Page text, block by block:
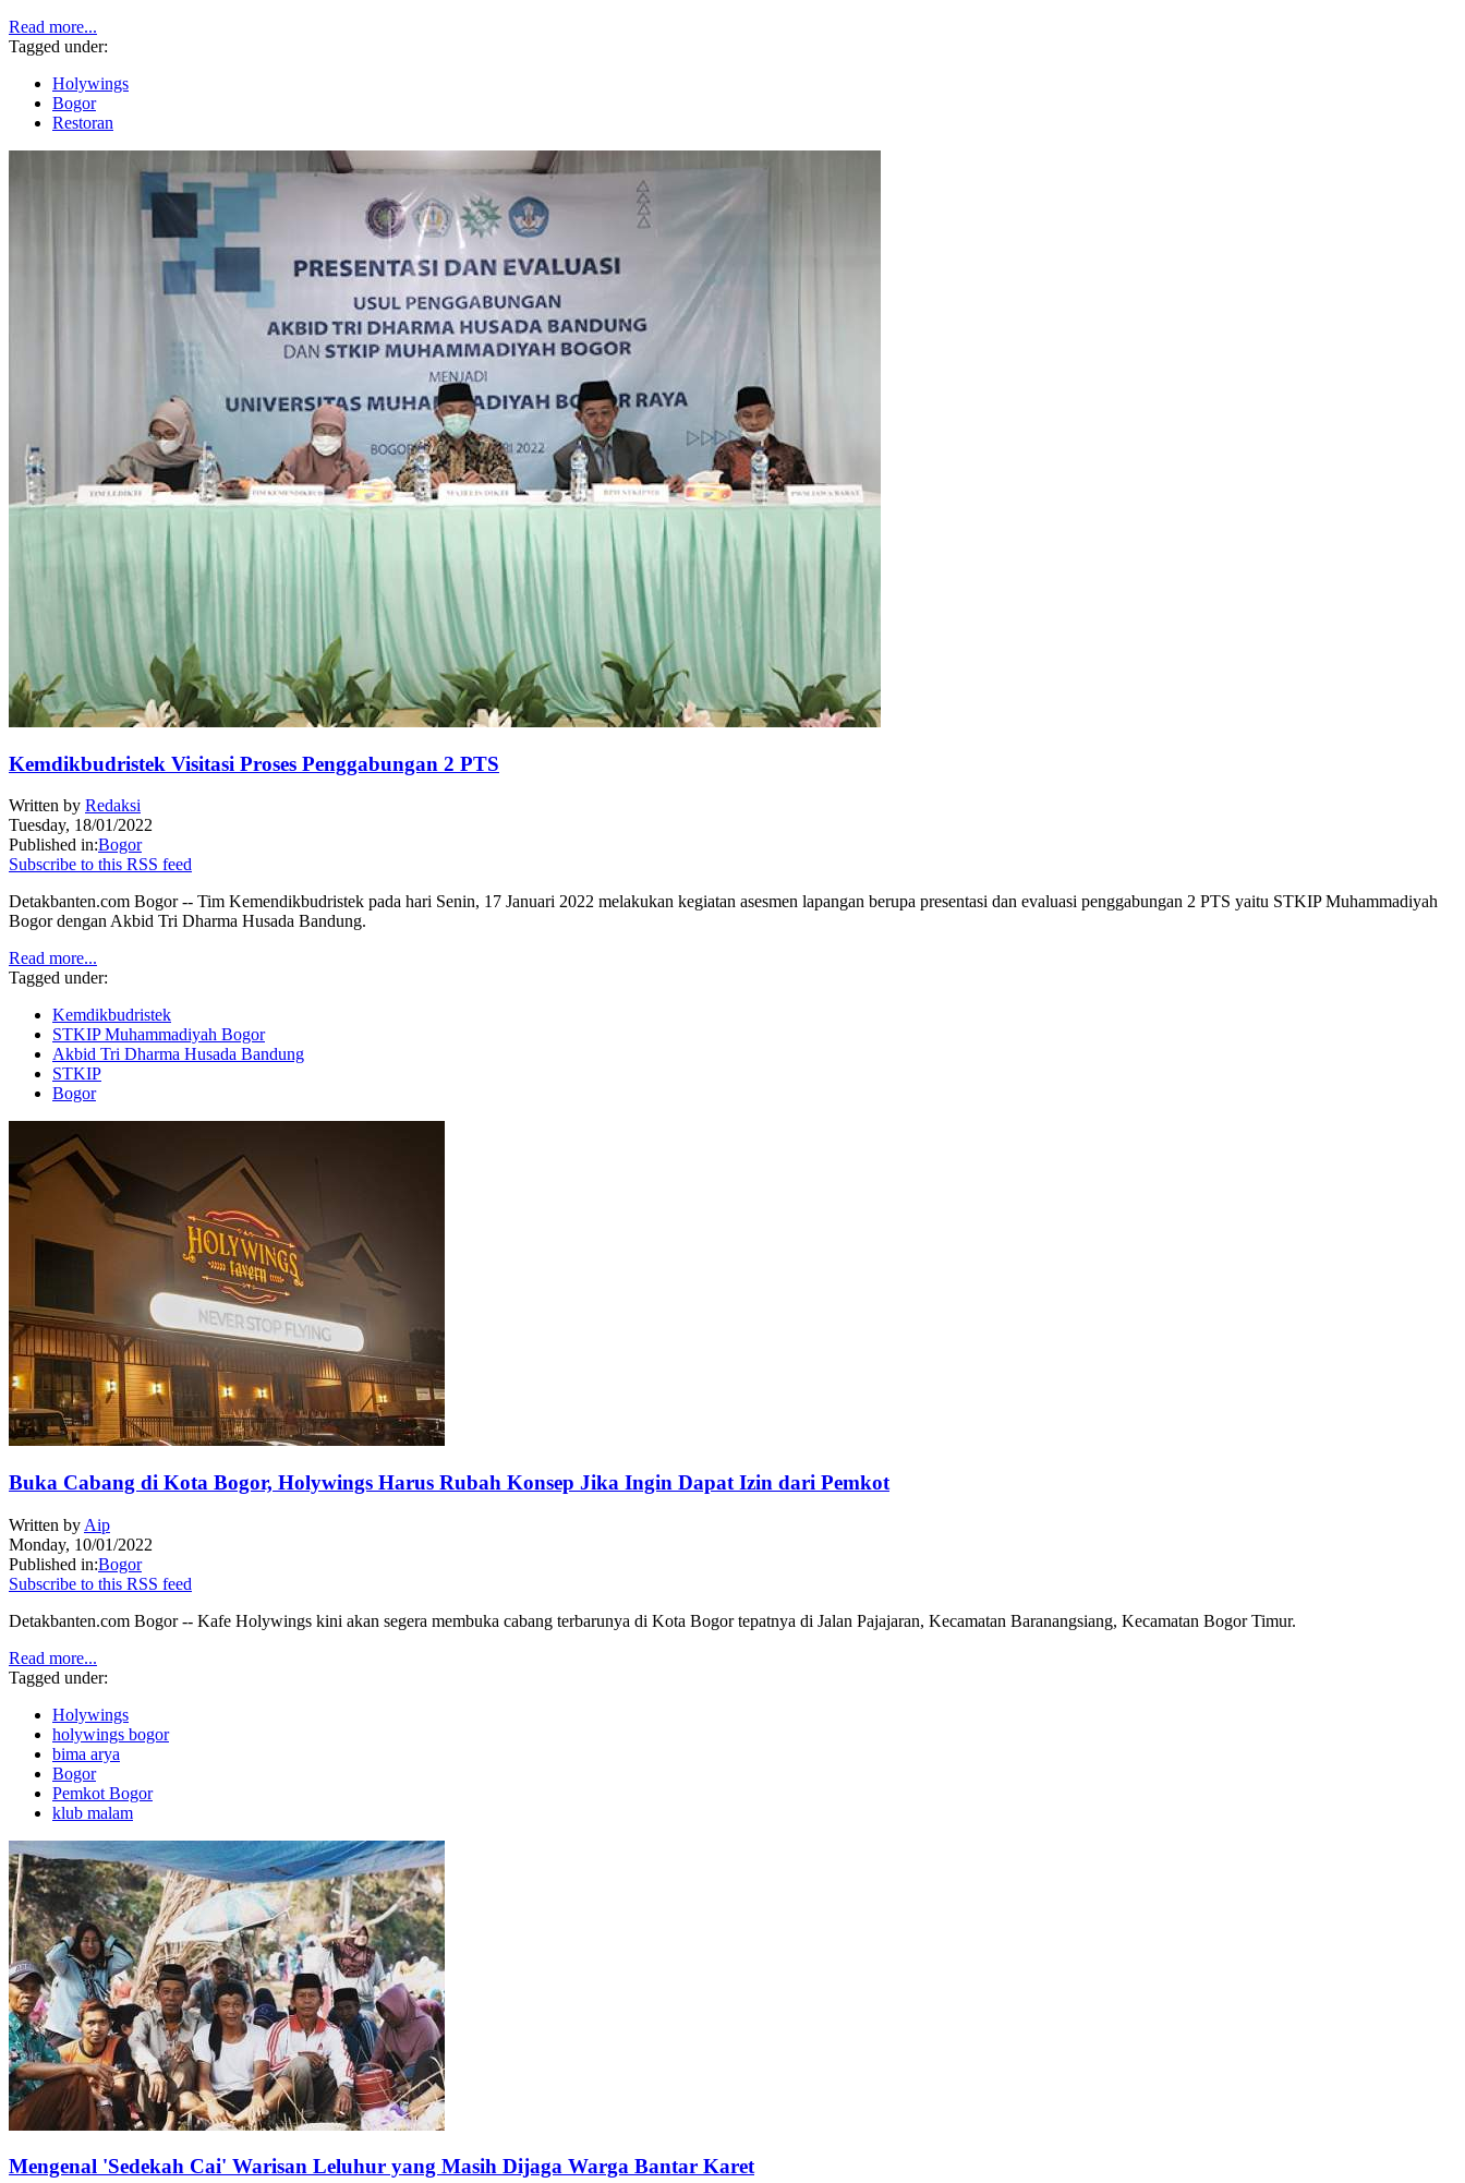
Read more...
Tagged under:
Holywings
Bogor
Restoran
Kemdikbudristek Visitasi Proses Penggabungan 2 PTS
Written by Redaksi
Tuesday, 18/01/2022
Published in:Bogor
Subscribe to this RSS feed
Detakbanten.com Bogor -- Tim Kemendikbudristek pada hari Senin, 17 Januari 2022 melakukan kegiatan asesmen lapangan berupa presentasi dan evaluasi penggabungan 2 PTS yaitu STKIP Muhammadiyah
Bogor dengan Akbid Tri Dharma Husada Bandung.
Read more...
Tagged under:
Kemdikbudristek
STKIP Muhammadiyah Bogor
Akbid Tri Dharma Husada Bandung
STKIP
Bogor
Buka Cabang di Kota Bogor, Holywings Harus Rubah Konsep Jika Ingin Dapat Izin dari Pemkot
Written by Aip
Monday, 10/01/2022
Published in:Bogor
Subscribe to this RSS feed
Detakbanten.com Bogor -- Kafe Holywings kini akan segera membuka cabang terbarunya di Kota Bogor tepatnya di Jalan Pajajaran, Kecamatan Baranangsiang, Kecamatan Bogor Timur.
Read more...
Tagged under:
Holywings
holywings bogor
bima arya
Bogor
Pemkot Bogor
klub malam
Mengenal 'Sedekah Cai' Warisan Leluhur yang Masih Dijaga Warga Bantar Karet